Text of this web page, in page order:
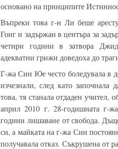
основано на принципите
Въпреки това г-н Ли беше
Гонг и задържан в центъра за
четири години в затвора
адекватни грижи доведоха до
Г-жа Син Юе често боледувала в
изчезнали, след като
това, тя станала отдаден учител,
април 2010 г. 28-годишната г-
години лишаване от свобода.
си, а майката на г-жа Син
получавала отказ. Съкрушена от